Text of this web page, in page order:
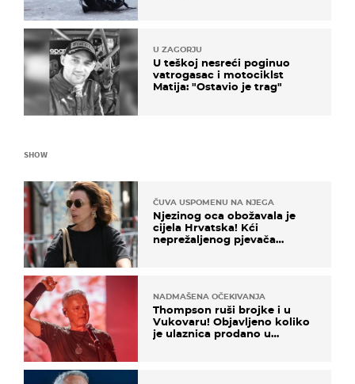
U ZAGORJU
U teškoj nesreći poginuo
vatrogasac i motociklst
Matija: "Ostavio je trag"
SHOW
ČUVA USPOMENU NA NJEGA
Njezinog oca obožavala je
cijela Hrvatska! Kći
neprežaljenog pjevača
NADMAŠENA OČEKIVANJA
Thompson ruši brojke i u
Vukovaru! Objavljeno koliko
je ulaznica prodano u